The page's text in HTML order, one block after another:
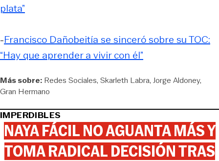
plata”
-Francisco Dañobeitía se sinceró sobre su TOC:
“Hay que aprender a vivir con él”
Más sobre: Redes Sociales Skarleth Labra Jorge Aldoney
Gran Hermano
IMPERDIBLES
NAYA FÁCIL NO AGUANTA MÁS Y
TOMA RADICAL DECISIÓN TRAS